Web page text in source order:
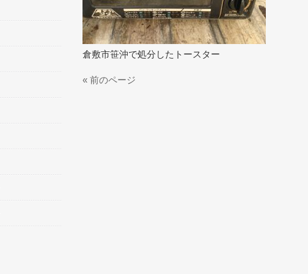
倉敷市笹沖で処分したトースター
« 前のページ